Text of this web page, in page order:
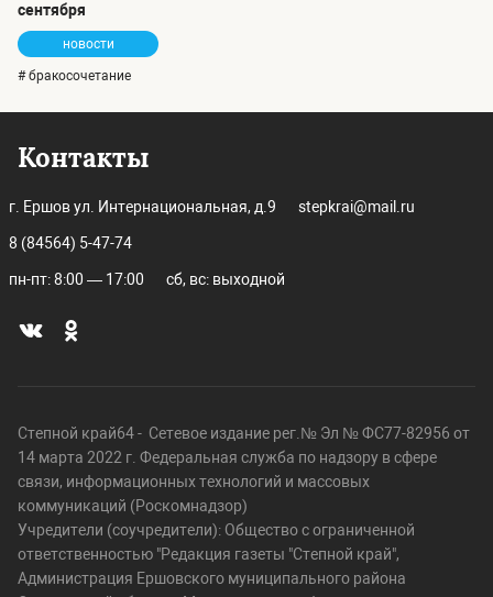
сентября
новости
# бракосочетание
Контакты
г. Ершов ул. Интернациональная, д.9 stepkrai@mail.ru
8 (84564) 5-47-74
пн-пт: 8:00 — 17:00 сб, вс: выходной
Степной край64 - Сетевое издание рег.№ Эл № ФС77-82956 от
14 марта 2022 г. Федеральная служба по надзору в сфере
связи, информационных технологий и массовых
коммуникаций (Роскомнадзор)
Учредители (соучредители): Общество с ограниченной
ответственностью "Редакция газеты "Степной край",
Администрация Ершовского муниципального района